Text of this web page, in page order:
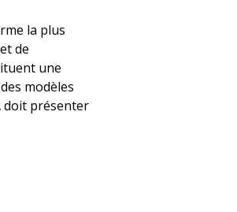
la plus
et de
une
modèles
doit présenter